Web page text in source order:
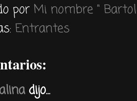
por Mi nombre "
Entrantes
dijo...